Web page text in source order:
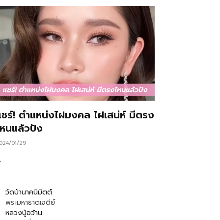
ร์! ตำแหน่งไฝมงคล ไฝเสน่ห์ มีตรง
นแล้วปัง
01/29
วัดป่านาคนิมิตต์
พระมหาธาตเจดีย์
หลวงปู่อว้าน